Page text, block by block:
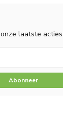
laatste acties
Abonneer